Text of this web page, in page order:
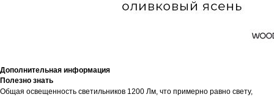
Дополнительная информация
Полезно знать
Общая освещенность светильников 1200 Лм, что примерно равно свету,
Контакты